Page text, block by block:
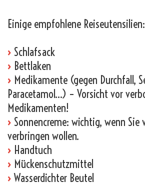
Einige empfohlene Reiseutensilien:
› Schlafsack
› Bettlaken
› Medikamente (gegen Durchfall,
Paracetamol…) – Vorsicht vor
Medikamenten!
› Sonnencreme: wichtig, wenn Sie
verbringen wollen.
› Handtuch
› Mückenschutzmittel
› Wasserdichter Beutel